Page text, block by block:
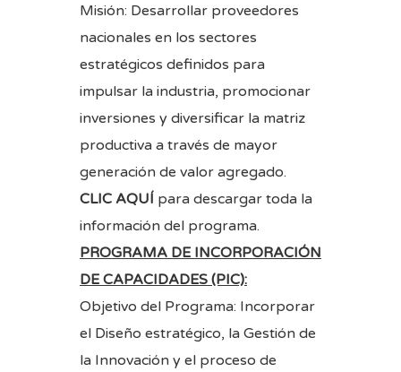
Misión: Desarrollar proveedores
nacionales en los sectores
estratégicos definidos para
impulsar la industria, promocionar
inversiones y diversificar la matriz
productiva a través de mayor
generación de valor agregado.
CLIC AQUÍ para descargar toda la
información del programa.
PROGRAMA DE INCORPORACIÓN
DE CAPACIDADES (PIC):
Objetivo del Programa: Incorporar
el Diseño estratégico, la Gestión de
la Innovación y el proceso de